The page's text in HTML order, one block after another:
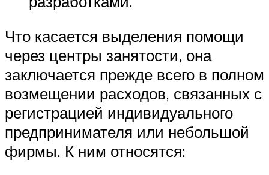
Что касается выделения помощи
через центры занятости, она
заключается прежде всего в полном
возмещении расходов, связанных с
регистрацией индивидуального
предпринимателя или небольшой
фирмы. К ним относятся: